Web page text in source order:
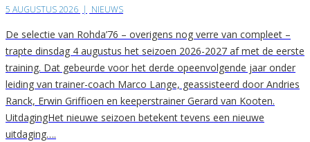
5 AUGUSTUS 2026 | NIEUWS
De selectie van Rohda’76 – overigens nog verre van compleet –
trapte dinsdag 4 augustus het seizoen 2026-2027 af met de eerste
training. Dat gebeurde voor het derde opeenvolgende jaar onder
leiding van trainer-coach Marco Lange, geassisteerd door Andries
Ranck, Erwin Griffioen en keeperstrainer Gerard van Kooten.
UitdagingHet nieuwe seizoen betekent tevens een nieuwe
uitdaging….